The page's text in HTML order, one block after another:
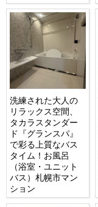
洗練された大人の
リラックス空間、
タカラスタンダー
ド『グランスパ』
で彩る上質なバス
タイム！お風呂
（浴室・ユニット
バス）札幌市マン
ション